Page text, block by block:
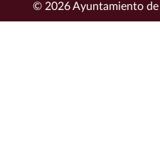
© 2026 Ayuntamiento de